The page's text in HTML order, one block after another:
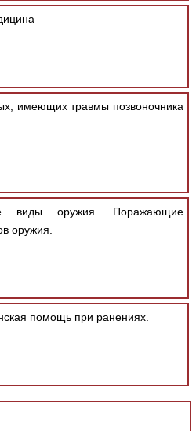
имеющих травмы позвоночника
виды оружия. Поражающие
оружия.
помощь при ранениях.